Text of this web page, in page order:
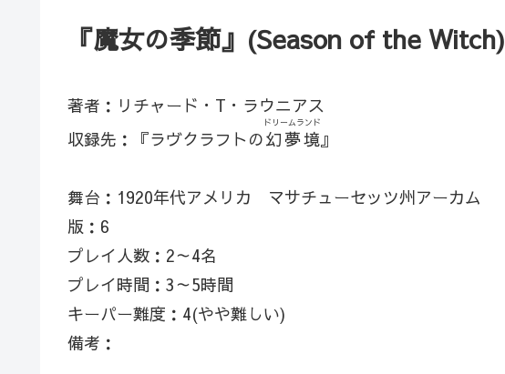
『魔女の季節』(Season of the Witch)
著者：リチャード・T・ラウニアス
収録先：『ラヴクラフトの幻夢境
ドリームランド
』
舞台：1920年代アメリカ マサチューセッツ州アーカム
版：6
プレイ人数：2～4名
プレイ時間：3～5時間
キーパー難度：4(やや難しい)
備考：